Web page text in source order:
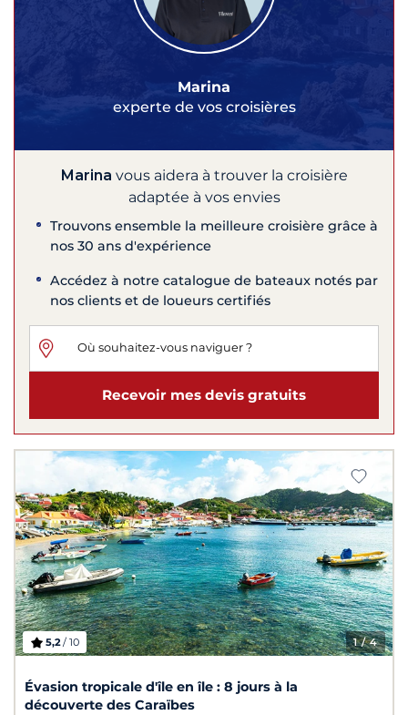
Marina
experte de vos croisières
Marina vous aidera à trouver la croisière
adaptée à vos envies
Trouvons ensemble la meilleure croisière grâce à
nos 30 ans d'expérience
Accédez à notre catalogue de bateaux notés par
nos clients et de loueurs certifiés
Recevoir mes devis gratuits
1/ 4
5,2/ 10
Évasion tropicale d'île en île : 8 jours à la
découverte des Caraïbes